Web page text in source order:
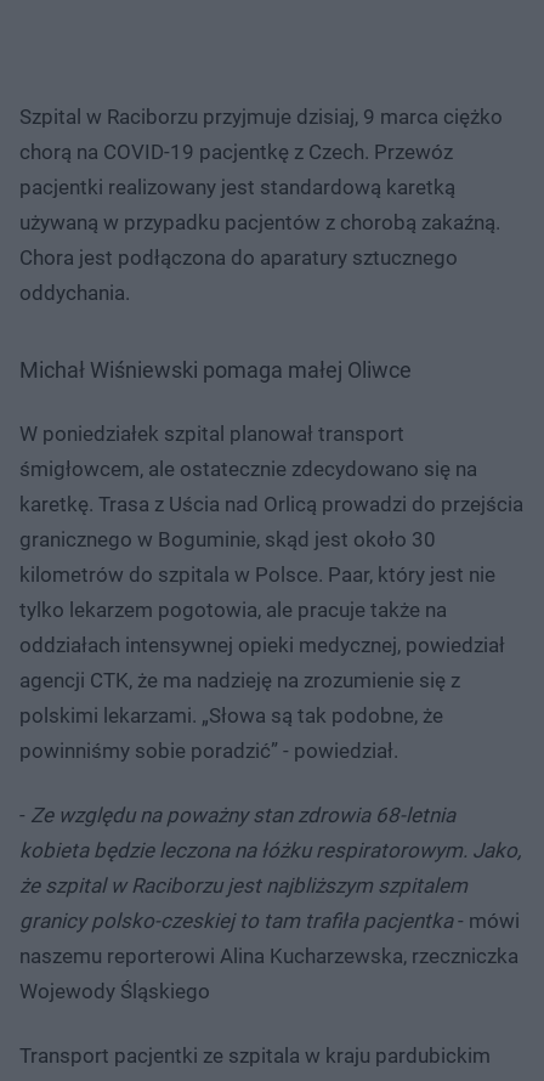
Szpital w Raciborzu przyjmuje dzisiaj, 9 marca ciężko
chorą na COVID-19 pacjentkę z Czech. Przewóz
pacjentki realizowany jest standardową karetką
używaną w przypadku pacjentów z chorobą zakaźną.
Chora jest podłączona do aparatury sztucznego
oddychania.
Michał Wiśniewski pomaga małej Oliwce
W poniedziałek szpital planował transport
śmigłowcem, ale ostatecznie zdecydowano się na
karetkę. Trasa z Uścia nad Orlicą prowadzi do przejścia
granicznego w Boguminie, skąd jest około 30
kilometrów do szpitala w Polsce. Paar, który jest nie
tylko lekarzem pogotowia, ale pracuje także na
oddziałach intensywnej opieki medycznej, powiedział
agencji CTK, że ma nadzieję na zrozumienie się z
polskimi lekarzami. „Słowa są tak podobne, że
powinniśmy sobie poradzić” - powiedział.
- Ze względu na poważny stan zdrowia 68-letnia
kobieta będzie leczona na łóżku respiratorowym. Jako,
że szpital w Raciborzu jest najbliższym szpitalem
granicy polsko-czeskiej to tam trafiła pacjentka- mówi
naszemu reporterowi Alina Kucharzewska, rzeczniczka
Wojewody Śląskiego
Transport pacjentki ze szpitala w kraju pardubickim